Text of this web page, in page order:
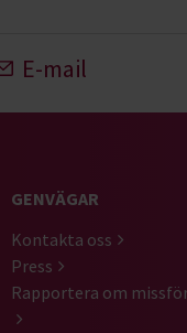
E-mail
GENVÄGAR
Kontakta oss
Press
Rapportera om